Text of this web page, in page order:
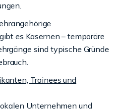
es Kasernen – temporäre
sind typische Gründe
Trainees und
Unternehmen und